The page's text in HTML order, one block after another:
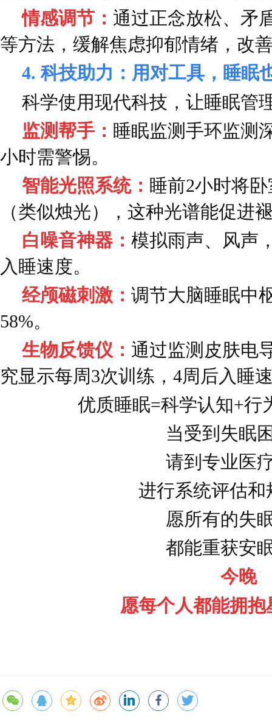
情感调节： 通过正念放松、矛
等方法，缓解焦虑抑郁情绪，改
4. 科技助力：用对工具，睡眠
科学使用现代科技，让睡眠管
监测帮手： 睡眠监测手环监测
小时需警惕。
智能光照系统： 睡前2小时将
（类似烛光），这种光谱能促进
白噪音神器： 模拟雨声、风声
入睡速度。
经颅磁刺激： 调节大脑睡眠中
58%。
生物反馈仪： 通过监测皮肤电
究显示每周3次训练，4周后入睡
优质睡眠=科学认知+行
当受到失眠
请到专业医
进行系统评估和
愿所有的失
都能重获安
今晚
愿每个人都能拥